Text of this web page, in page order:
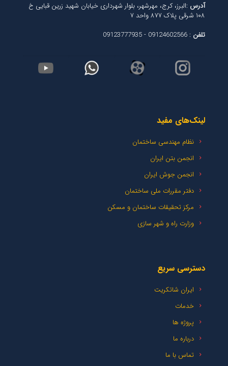
آدرس :البرز، کرج، مهرشهر، بلوار شهرداری خیابان شهید زرین قبایی خ
۱۰۸ شرقی پلاک ۸۷۷ واحد ۷
تلفن : 09124602566 - 09123777935
لینک‌های مفید
نظام مهندسی ساختمان
انجمن بتن ایران
انجمن جوش ایران
دفتر مقررات ملی ساختمان
مرکز تحقیقات ساختمان و مسکن
وزارت راه و شهر سازی
دسترسی سریع
ایران شاتکریت
خدمات
پروژه ها
درباره ما
تماس با ما